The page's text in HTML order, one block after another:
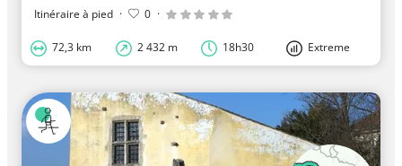
Itinéraire à pied · 0 ·
72,3 km 2 432 m 18h30 Extreme